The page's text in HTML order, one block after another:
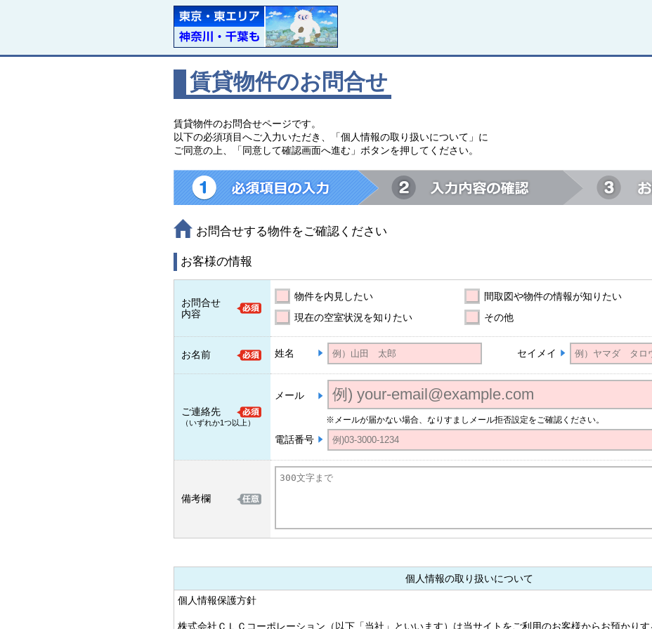
賃貸物件のお問合せ
賃貸物件のお問合せページです。
以下の必須項目へご入力いただき、「個人情報の取り扱いについて」に
ご同意の上、「同意して確認画面へ進む」ボタンを押してください。
お問合せする物件をご確認ください
お客様の情報
お問合せ
内容
物件を内見したい
間取図や物件の情報が知りたい
現在の空室状況を知りたい
その他
お名前 姓名 セイメイ
ご連絡先
（いずれか1つ以上）
メール
※メールが届かない場合、なりすましメール拒否設定をご確認ください。
電話番号
備考欄
個人情報の取り扱いについて
個人情報保護方針
株式会社ＣＬＣコーポレーション（以下「当社」といいます）は当サイトをご利用のお客様からお預かり